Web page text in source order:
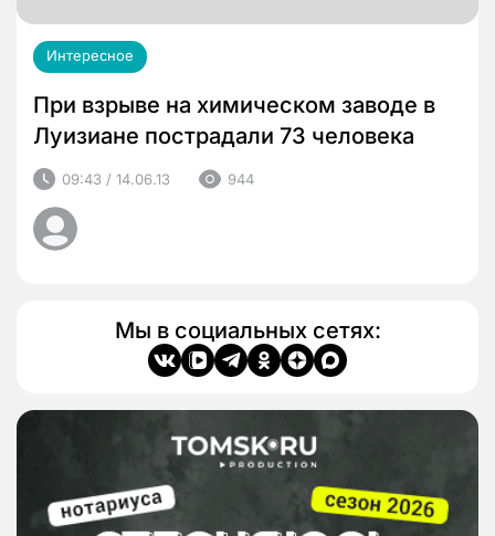
Интересное
При взрыве на химическом заводе в
Луизиане пострадали 73 человека
09:43 / 14.06.13 944
Мы в социальных сетях: